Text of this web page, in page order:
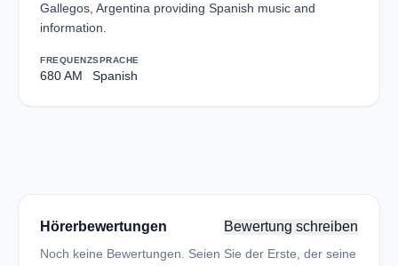
Gallegos, Argentina providing Spanish music and
information.
FREQUENZ
680 AM
SPRACHE
Spanish
Hörerbewertungen Bewertung schreiben
Noch keine Bewertungen. Seien Sie der Erste, der seine